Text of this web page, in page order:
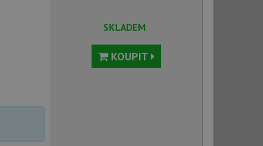
SKLADEM
KOUPIT